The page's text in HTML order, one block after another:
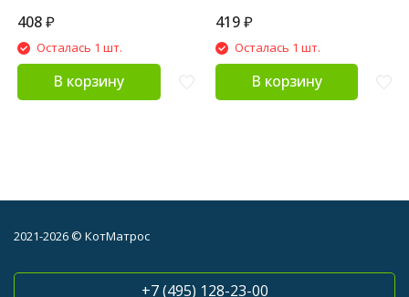
408₽
Осталась 1 шт.
В корзину
419 ₽
Осталась 1 шт.
В корзину
2021-2026 © КотМатрос
+7 (495) 128-23-00